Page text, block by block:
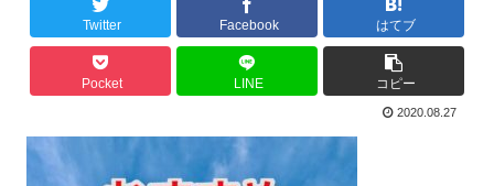
Twitter Facebook はてブ
Pocket LINE コピー
2020.08.27